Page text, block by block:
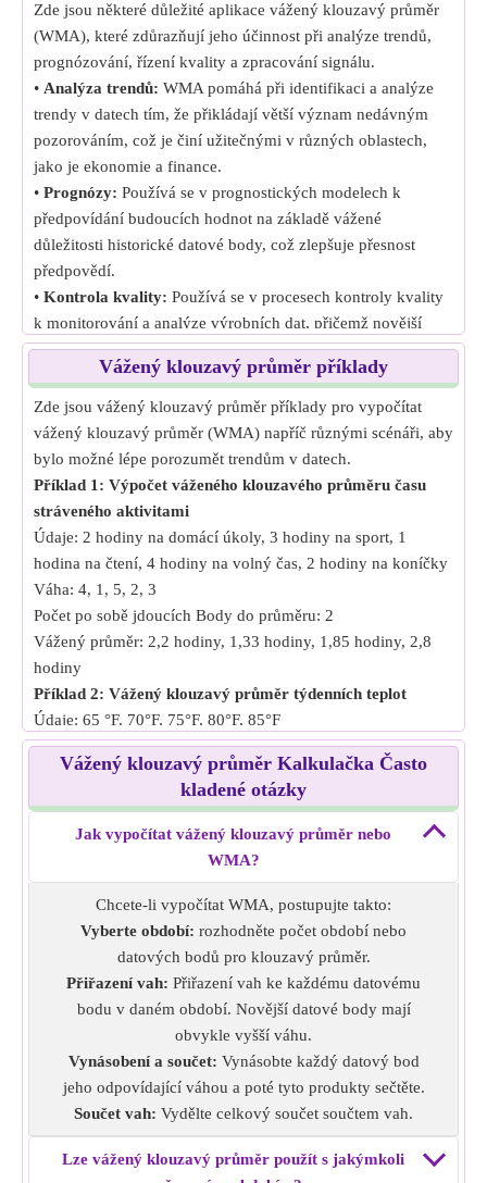
Zde jsou některé důležité aplikace vážený klouzavý průměr
(WMA), které zdůrazňují jeho účinnost při analýze trendů,
prognózování, řízení kvality a zpracování signálu.
• Analýza trendů: WMA pomáhá při identifikaci a analýze
trendy v datech tím, že přikládají větší význam nedávným
pozorováním, což je činí užitečnými v různých oblastech,
jako je ekonomie a finance.
• Prognózy: Používá se v prognostických modelech k
předpovídání budoucích hodnot na základě vážené
důležitosti historické datové body, což zlepšuje přesnost
předpovědí.
• Kontrola kvality: Používá se v procesech kontroly kvality
k monitorování a analýze výrobních dat, přičemž novější
údaje jsou váženější, aby bylo možné rychle detekovat
•Zpracování signálu:Používá se při zpracování signálu k
vyhlazení signálů a snížení šumu tím, že přikládá větší váhu
nedávným měřením.
Vážený klouzavý průměr příklady
Zde jsou vážený klouzavý průměr příklady pro vypočítat
vážený klouzavý průměr (WMA) napříč různými scénáři, aby
bylo možné lépe porozumět trendům v datech.
Příklad 1: Výpočet váženého klouzavého průměru času
stráveného aktivitami
Údaje: 2 hodiny na domácí úkoly, 3 hodiny na sport, 1
hodina na čtení, 4 hodiny na volný čas, 2 hodiny na koníčky
Váha: 4, 1, 5, 2, 3
Počet po sobě jdoucích Body do průměru: 2
Vážený průměr: 2,2 hodiny, 1,33 hodiny, 1,85 hodiny, 2,8
hodiny
Příklad 2: Vážený klouzavý průměr týdenních teplot
Údaje: 65 °F, 70°F, 75°F, 80°F, 85°F
Váha: 1, 2, 3, 4, 1
Počet po sobě jdoucích bodů k průměru: 4
Vážený průměr: 75°F, 77 °F
Příklad 3: Vážený klouzavý průměr měsíčních výdajů
Hmotnost : 2, 3, 1, 4, 5
Počet po sobě jdoucích bodů k průměru: 3
Vážený průměr: 216,66 USD, 242,5 USD, 268 USD
Příklad 4: Vážený klouzavý průměr denních prodejů
Údaje: 100 $, 120 $, 90 $, 110 $, 130 $, 120 $, 125 $
Váha: 2, 3, 1, 4, 5, 3, 1
Počet po sobě jdoucích bodů k průměru: 5
Vážený průměr: 116 USD, 118,75 USD, 118,92 USD
Příklad 5: Vážený klouzavý průměr denních kroků
Údaje: 8000 kroků, 8500 kroků, 9000 kroků, 9500 kroků,
1308 kroků, 1000 kroků
Vážený klouzavý průměr Kalkulačka Často
kladené otázky
Jak vypočítat vážený klouzavý průměr nebo
WMA?
Chcete-li vypočítat WMA, postupujte takto:
Vyberte období: rozhodněte počet období nebo
datových bodů pro klouzavý průměr.
Přiřazení vah: Přiřazení vah ke každému datovému
bodu v daném období. Novější datové body mají
obvykle vyšší váhu.
Vynásobení a součet: Vynásobte každý datový bod
jeho odpovídající váhou a poté tyto produkty sečtěte.
Součet vah: Vydělte celkový součet součtem vah.
Lze vážený klouzavý průměr použít s jakýmkoli